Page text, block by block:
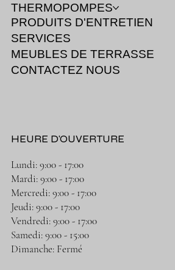
THERMOPOMPES
PRODUITS D'ENTRETIEN
SERVICES
MEUBLES DE TERRASSE
CONTACTEZ NOUS
HEURE D'OUVERTURE
Lundi: 9:00 - 17:00
Mardi: 9:00 - 17:00
Mercredi: 9:00 - 17:00
Jeudi: 9:00 - 17:00
Vendredi: 9:00 - 17:00
Samedi: 9:00 - 15:00
Dimanche: Fermé